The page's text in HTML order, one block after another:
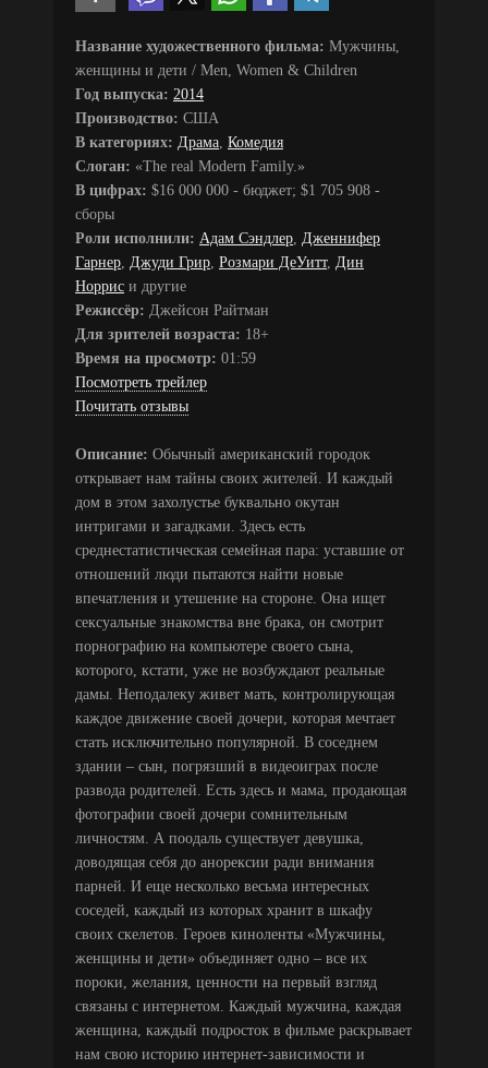
Название художественного фильма: Мужчины,
женщины и дети / Men, Women & Children
Год выпуска: 2014
Производство: США
В категориях: Драма Комедия
Слоган: «The real Modern Family.»
В цифрах: $16 000 000 - бюджет; $1 705 908 -
сборы
Роли исполнили: Адам Сэндлер Дженнифер
Гарнер Джуди Грир Розмари ДеУитт, Дин
Норрис и другие
Режиссёр: Джейсон Райтман
Для зрителей возраста: 18+
Время на просмотр: 01:59
Посмотреть трейлер
Почитать отзывы
Описание: Обычный американский городок
открывает нам тайны своих жителей. И каждый
дом в этом захолустье буквально окутан
интригами и загадками. Здесь есть
среднестатистическая семейная пара: уставшие от
отношений люди пытаются найти новые
впечатления и утешение на стороне. Она ищет
сексуальные знакомства вне брака, он смотрит
порнографию на компьютере своего сына,
которого, кстати, уже не возбуждают реальные
дамы. Неподалеку живет мать, контролирующая
каждое движение своей дочери, которая мечтает
стать исключительно популярной. В соседнем
здании – сын, погрязший в видеоиграх после
развода родителей. Есть здесь и мама, продающая
фотографии своей дочери сомнительным
личностям. А поодаль существует девушка,
доводящая себя до анорексии ради внимания
парней. И еще несколько весьма интересных
соседей, каждый из которых хранит в шкафу
своих скелетов. Героев киноленты «Мужчины,
женщины и дети» объединяет одно – все их
пороки, желания, ценности на первый взгляд
связаны с интернетом. Каждый мужчина, каждая
женщина, каждый подросток в фильме раскрывает
нам свою историю интернет-зависимости и